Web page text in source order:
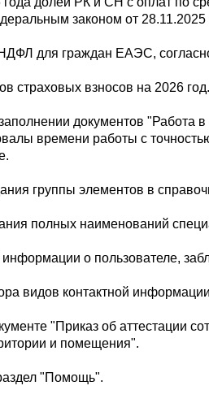
законом от
для граждан ЕАЭС,
страховых взносов на 2026 год.
документов "Работа
времени работы с
группы элементов в
полных наименований
о пользователе,
видов контактной
"Приказ об аттестации
и помещения".
"Помощь".